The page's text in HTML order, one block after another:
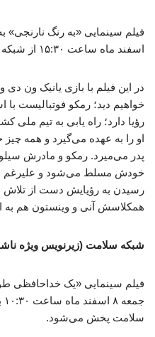
فیلم سینمایی «به رنگ نارنجی»
اسفند ماه ساعت ۱۵:۳۰ از شبکه امید پخش خواهد شد.
در این فیلم با بازی یانیک ون
رؤیا دارد؛ راه یابی به تیم
او را به عهده می‌گیرد و همه
پدر می‌میرد. رمکو و مادرش
خودش مسلط می‌شود و علیرغم
رسیدن به رؤیایش دست از تلاش
همکلاسش آنی و وینستون هم به
شبکه سلامت (زیرنویس ویژه
فیلم سینمایی «یک خداحافظی
سلامت پخش می‌شود.